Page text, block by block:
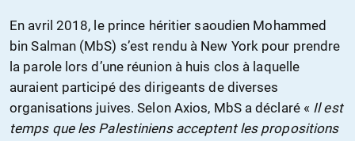
En avril 2018, le prince héritier saoudien Mohammed
bin Salman (MbS) s’est rendu à New York pour prendre
la parole lors d’une réunion à huis clos à laquelle
auraient participé des dirigeants de diverses
organisations juives. Selon Axios, MbS a déclaré « Il est
temps que les Palestiniens acceptent les propositions